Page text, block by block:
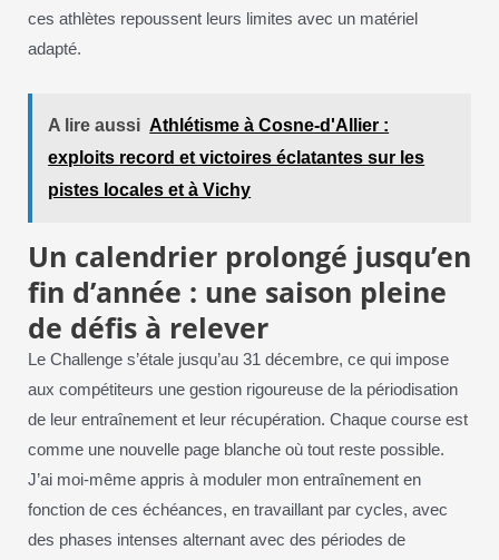
ces athlètes repoussent leurs limites avec un matériel
adapté.
A lire aussi Athlétisme à Cosne-d'Allier :
exploits record et victoires éclatantes sur les
pistes locales et à Vichy
Un calendrier prolongé jusqu’en
fin d’année : une saison pleine
de défis à relever
Le Challenge s’étale jusqu’au 31 décembre, ce qui impose
aux compétiteurs une gestion rigoureuse de la périodisation
de leur entraînement et leur récupération. Chaque course est
comme une nouvelle page blanche où tout reste possible.
J’ai moi-même appris à moduler mon entraînement en
fonction de ces échéances, en travaillant par cycles, avec
des phases intenses alternant avec des périodes de